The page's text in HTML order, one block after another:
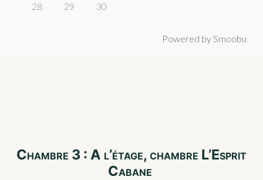
28 29 30
Powered by Smoobu
Chambre 3 : A l’étage, chambre L’Esprit
Cabane